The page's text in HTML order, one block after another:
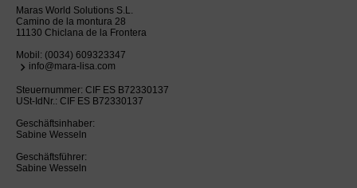
Maras World Solutions S.L.
Camino de la montura 28
11130 Chiclana de la Frontera
Mobil: (0034) 609323347
info@mara-lisa.com
Steuernummer: CIF ES B72330137
USt-IdNr.: CIF ES B72330137
Geschäftsinhaber:
Sabine Wesseln
Geschäftsführer:
Sabine Wesseln